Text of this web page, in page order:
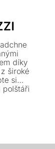
díky
široké
si
polštáři